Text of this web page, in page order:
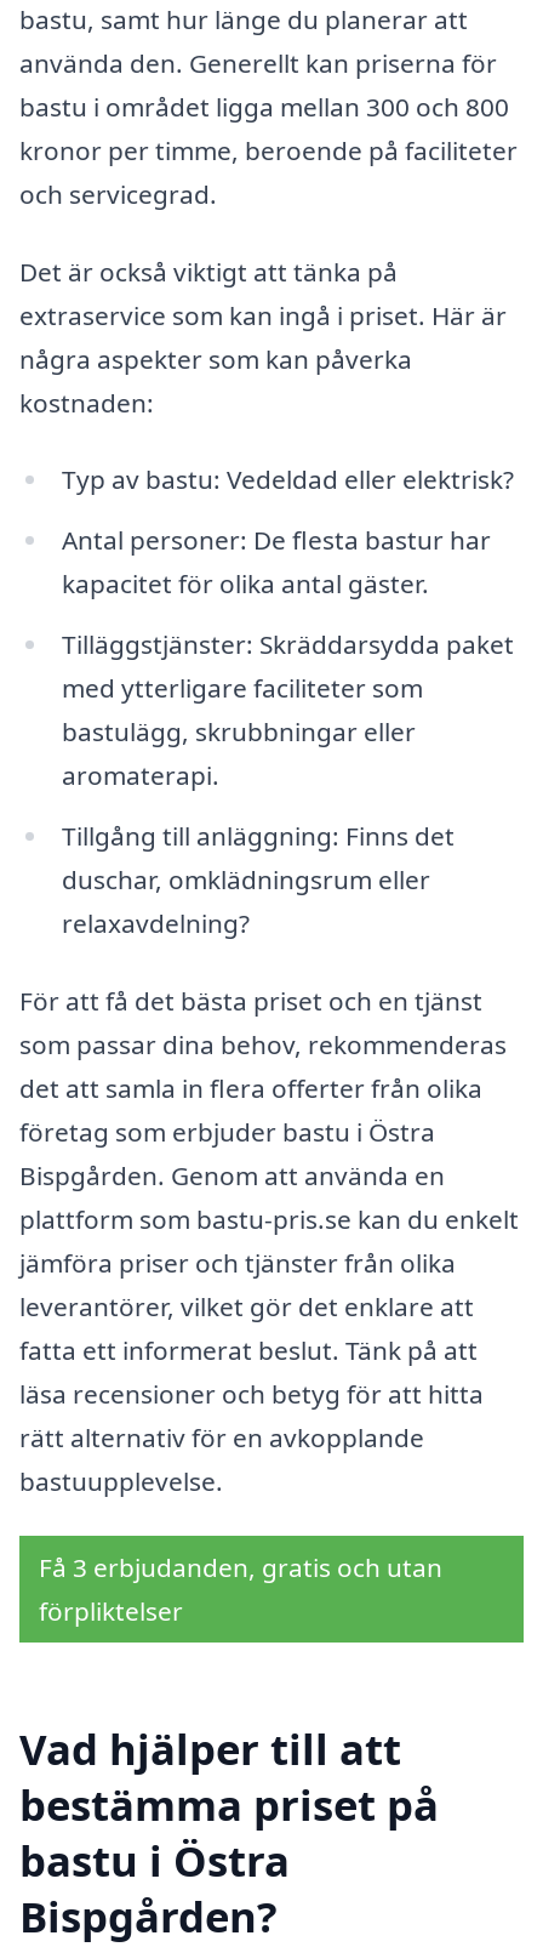
bastu, samt hur länge du planerar att
använda den. Generellt kan priserna för
bastu i området ligga mellan 300 och 800
kronor per timme, beroende på faciliteter
och servicegrad.
Det är också viktigt att tänka på
extraservice som kan ingå i priset. Här är
några aspekter som kan påverka
kostnaden:
Typ av bastu: Vedeldad eller elektrisk?
Antal personer: De flesta bastur har
kapacitet för olika antal gäster.
Tilläggstjänster: Skräddarsydda paket
med ytterligare faciliteter som
bastulägg, skrubbningar eller
aromaterapi.
Tillgång till anläggning: Finns det
duschar, omklädningsrum eller
relaxavdelning?
För att få det bästa priset och en tjänst
som passar dina behov, rekommenderas
det att samla in flera offerter från olika
företag som erbjuder bastu i Östra
Bispgården. Genom att använda en
plattform som bastu-pris.se kan du enkelt
jämföra priser och tjänster från olika
leverantörer, vilket gör det enklare att
fatta ett informerat beslut. Tänk på att
läsa recensioner och betyg för att hitta
rätt alternativ för en avkopplande
bastuupplevelse.
Få 3 erbjudanden, gratis och utan
förpliktelser
Vad hjälper till att
bestämma priset på
bastu i Östra
Bispgården?